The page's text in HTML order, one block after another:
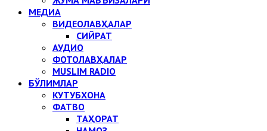
МЕДИА
ВИДЕОЛАВҲАЛАР
СИЙРАТ
АУДИО
ФОТОЛАВҲАЛАР
MUSLIM RADIO
БЎЛИМЛАР
КУТУБХОНА
ФАТВО
ТАҲОРАТ